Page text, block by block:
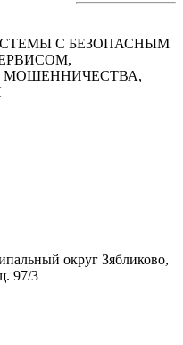
С БЕЗОПАСНЫМ
округ Зябликово,
97/3